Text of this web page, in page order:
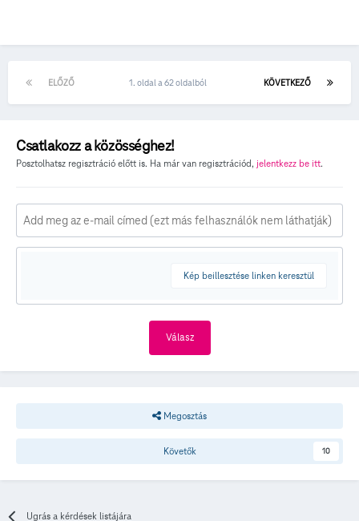
ELŐZŐ KÖVETKEZŐ
1. oldal a 62 oldalból
Csatlakozz a közösséghez!
Posztolhatsz regisztráció előtt is. Ha már van regisztrációd, jelentkezz be itt.
Kép beillesztése linken keresztül
Válasz
Megosztás
Követők 10
Ugrás a kérdések listájára